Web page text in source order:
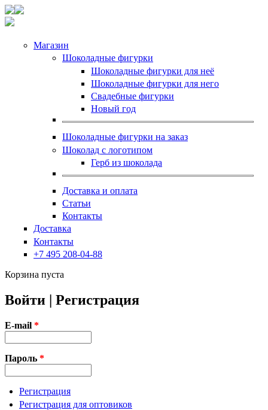
Магазин
Шоколадные фигурки
Шоколадные фигурки для неё
Шоколадные фигурки для него
Свадебные фигурки
Новый год
Шоколадные фигурки на заказ
Шоколад с логотипом
Герб из шоколада
Доставка и оплата
Статьи
Контакты
Доставка
Контакты
+7 495 208-04-88
Корзина пуста
Войти | Регистрация
E-mail *
Пароль *
Регистрация
Регистрация для оптовиков